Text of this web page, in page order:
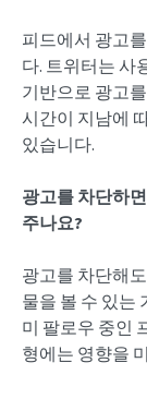
피드에서 광고
다. 트위터는 사
기반으로 광고
시간이 지남에
있습니다.
광고를 차단하
주나요?
광고를 차단해
물을 볼 수 있는
미 팔로우 중인
형에는 영향을